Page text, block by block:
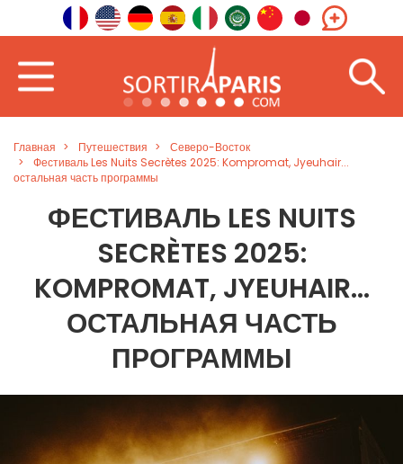
Главная Путешествия
Северо-Восток
Фестиваль Les Nuits Secrètes 2025: Kompromat, Jyeuhair...
остальная часть программы
ФЕСТИВАЛЬ LES NUITS
SECRÈTES 2025:
KOMPROMAT, JYEUHAIR...
ОСТАЛЬНАЯ ЧАСТЬ
ПРОГРАММЫ